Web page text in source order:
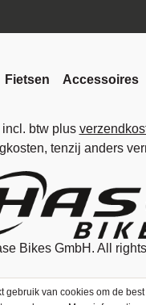
Fietsen Accessoires
btw plus
tenzij anders
Bikes GmbH . All
gebruik van cookies om de